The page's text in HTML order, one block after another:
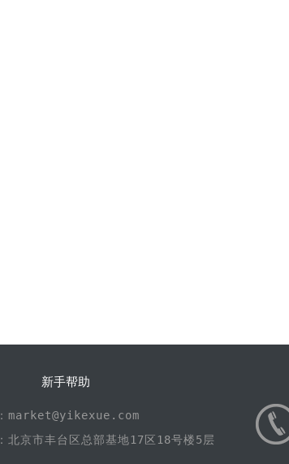
新手帮助
market@yikexue.com
北京市丰台区总部基地17区18号楼5层